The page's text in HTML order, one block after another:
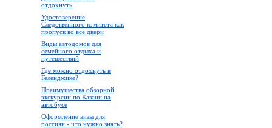
отдохнуть
Удостоверение
Следственного комитета как
пропуск во все двери
Виды автодомов для
семейного отдыха и
путешествий
Где можно отдохнуть в
Геленджике?
Преимущества обзорной
экскурсии по Казани на
автобусе
Оформление визы для
россиян - что нужно знать?